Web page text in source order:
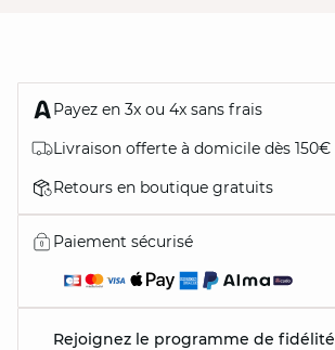
Payez en 3x ou 4x sans frais
Livraison offerte à domicile dès 150€
Retours en boutique gratuits
Paiement sécurisé
Rejoignez le programme de fidélité